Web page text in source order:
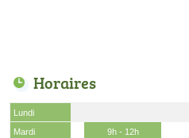
Horaires
Lundi
Mardi
9h - 12h